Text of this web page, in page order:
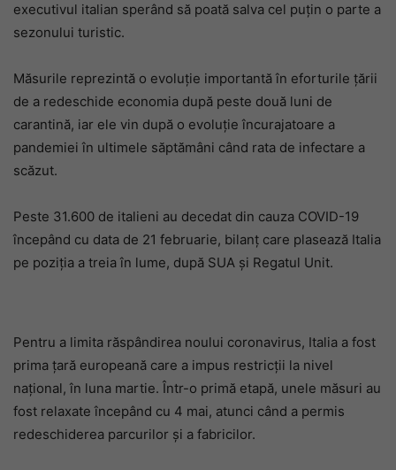
executivul italian sperând să poată salva cel puţin o parte a
sezonului turistic.
Măsurile reprezintă o evoluție importantă în eforturile țării
de a redeschide economia după peste două luni de
carantină, iar ele vin după o evoluție încurajatoare a
pandemiei în ultimele săptămâni când rata de infectare a
scăzut.
Peste 31.600 de italieni au decedat din cauza COVID-19
începând cu data de 21 februarie, bilanţ care plasează Italia
pe poziţia a treia în lume, după SUA şi Regatul Unit.
Pentru a limita răspândirea noului coronavirus, Italia a fost
prima ţară europeană care a impus restricţii la nivel
naţional, în luna martie. Într-o primă etapă, unele măsuri au
fost relaxate începând cu 4 mai, atunci când a permis
redeschiderea parcurilor şi a fabricilor.